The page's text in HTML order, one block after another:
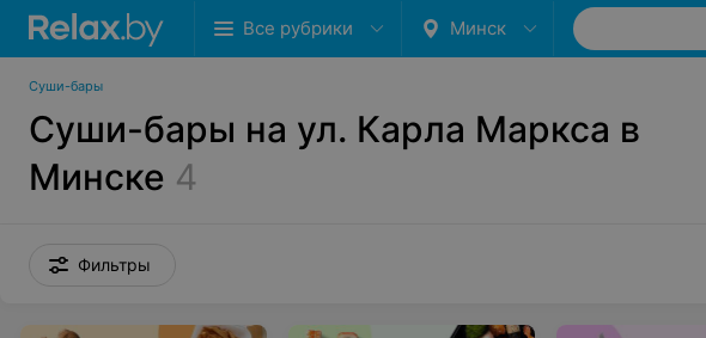
Все рубрики Минск
Суши-бары
Суши-бары на ул. Карла Маркса в
Минске 4
Фильтры